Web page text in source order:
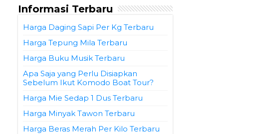
Informasi Terbaru
Harga Daging Sapi Per Kg Terbaru
Harga Tepung Mila Terbaru
Harga Buku Musik Terbaru
Apa Saja yang Perlu Disiapkan
Sebelum Ikut Komodo Boat Tour?
Harga Mie Sedap 1 Dus Terbaru
Harga Minyak Tawon Terbaru
Harga Beras Merah Per Kilo Terbaru